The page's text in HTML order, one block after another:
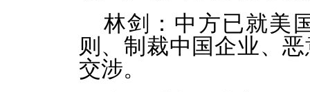
林剑： 中方已就美
则、制裁中国企业、
交涉。